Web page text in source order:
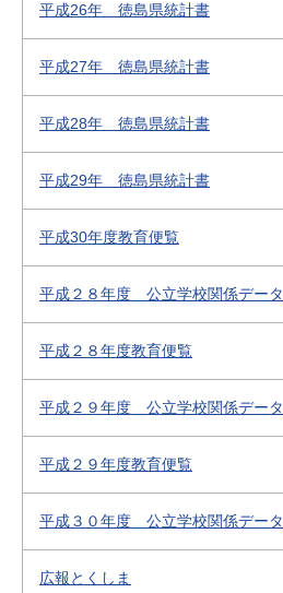
平成26年 徳島県統計書
平成27年 徳島県統計書
平成28年 徳島県統計書
平成29年 徳島県統計書
平成30年度教育便覧
平成２８年度 公立学校関係データ
平成２８年度教育便覧
平成２９年度 公立学校関係データ
平成２９年度教育便覧
平成３０年度 公立学校関係データ
広報とくしま